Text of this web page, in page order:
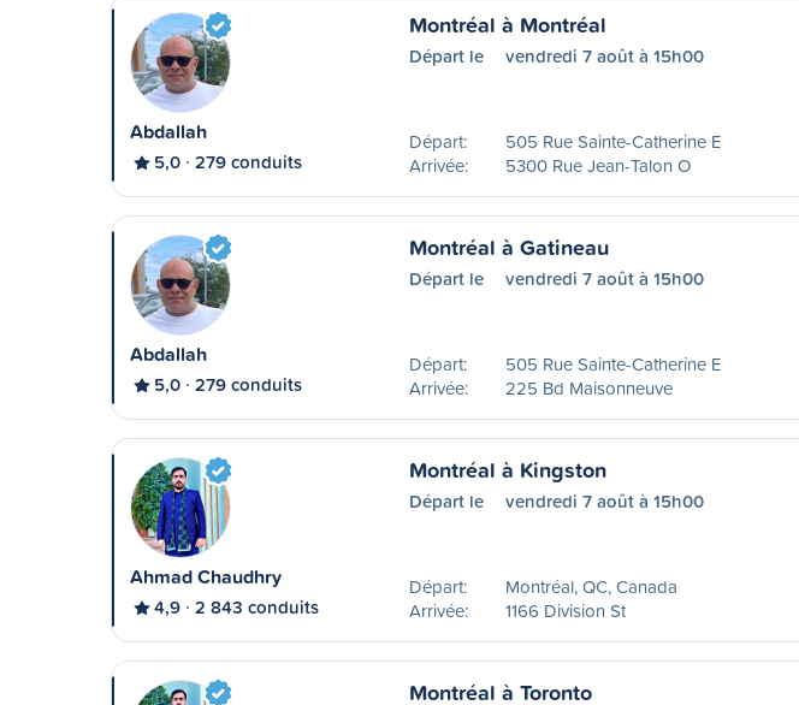
Abdallah
5,0 279 conduits
Montréal à Montréal
Départ le vendredi 7 août à 15h00
Départ:
505 Rue Sainte-Catherine E
Arrivée:
5300 Rue Jean-Talon O
Abdallah
5,0 279 conduits
Montréal à Gatineau
Départ le vendredi 7 août à 15h00
Départ:
505 Rue Sainte-Catherine E
Arrivée:
225 Bd Maisonneuve
Ahmad Chaudhry
4,9 2 843 conduits
Montréal à Kingston
Départ le vendredi 7 août à 15h00
Départ:
Montréal, QC, Canada
Arrivée:
1166 Division St
Montréal à Toronto